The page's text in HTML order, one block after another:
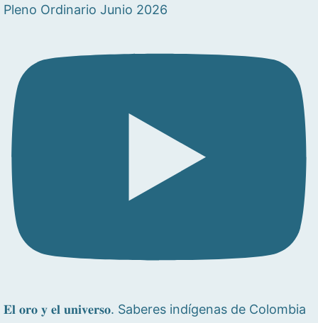
Pleno Ordinario Junio 2026
𝐄𝐥 𝐨𝐫𝐨 𝐲 𝐞𝐥 𝐮𝐧𝐢𝐯𝐞𝐫𝐬𝐨. Saberes indígenas de Colombia